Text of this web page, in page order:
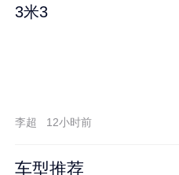
3米3
李超 12小时前
车型推荐